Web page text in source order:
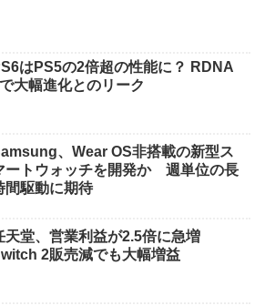
はPS5の2倍超の性能に？ RDNA
大幅進化とのリーク
、Wear OS非搭載の新型ス
ートウォッチを開発か 週単位の長
間駆動に期待
天堂、営業利益が2.5倍に急増
2販売減でも大幅増益